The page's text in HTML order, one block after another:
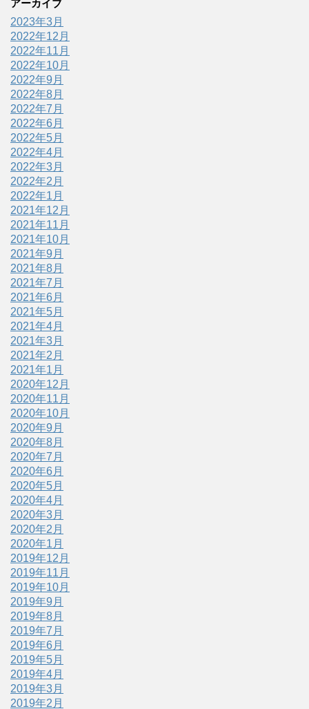
アーカイブ
2023年3月
2022年12月
2022年11月
2022年10月
2022年9月
2022年8月
2022年7月
2022年6月
2022年5月
2022年4月
2022年3月
2022年2月
2022年1月
2021年12月
2021年11月
2021年10月
2021年9月
2021年8月
2021年7月
2021年6月
2021年5月
2021年4月
2021年3月
2021年2月
2021年1月
2020年12月
2020年11月
2020年10月
2020年9月
2020年8月
2020年7月
2020年6月
2020年5月
2020年4月
2020年3月
2020年2月
2020年1月
2019年12月
2019年11月
2019年10月
2019年9月
2019年8月
2019年7月
2019年6月
2019年5月
2019年4月
2019年3月
2019年2月